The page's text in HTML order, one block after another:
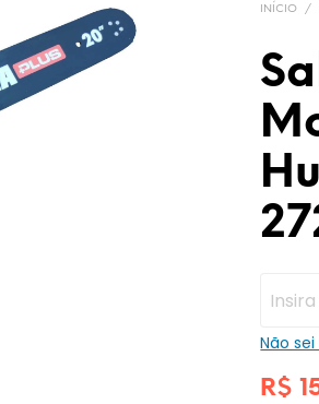
INÍCIO /
Não sei
R$